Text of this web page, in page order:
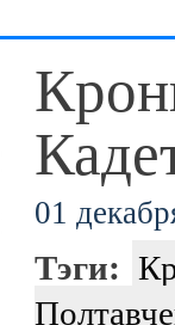
01
Тэги: